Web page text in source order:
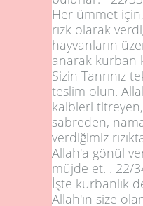
Her ümmet
rızk olarak
hayvanların
anarak kurban
Sizin Tanrınız
teslim olun.
kalbleri
sabreden,
verdiğimiz
Allah'a gönül
müjde et. . 22/
İşte kurbanlık
Allah'ın size